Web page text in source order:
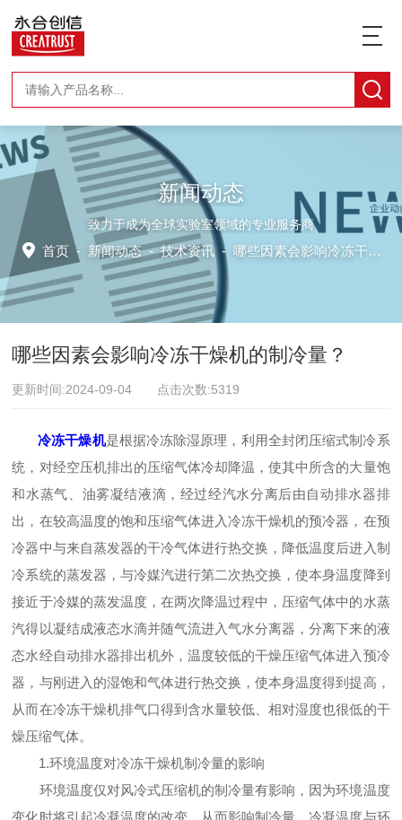
新闻动态
致力于成为全球实验室领域的专业服务商
首页 - 新闻动态-技术资讯 -哪些因素会影响冷冻干燥机的制冷量？
哪些因素会影响冷冻干燥机的制冷量？
更新时间:2024-09-04 点击次数:5319
冷冻干燥机是根据冷冻除湿原理，利用全封闭压缩式制冷系
统，对经空压机排出的压缩气体冷却降温，使其中所含的大量饱
和水蒸气、油雾凝结液滴，经过经汽水分离后由自动排水器排
出，在较高温度的饱和压缩气体进入冷冻干燥机的预冷器，在预
冷器中与来自蒸发器的干冷气体进行热交换，降低温度后进入制
冷系统的蒸发器，与冷媒汽进行第二次热交换，使本身温度降到
接近于冷媒的蒸发温度，在两次降温过程中，压缩气体中的水蒸
汽得以凝结成液态水滴并随气流进入气水分离器，分离下来的液
态水经自动排水器排出机外，温度较低的干燥压缩气体进入预冷
器，与刚进入的湿饱和气体进行热交换，使本身温度得到提高，
从而在冷冻干燥机排气口得到含水量较低、相对湿度也很低的干
燥压缩气体。
1.环境温度对冷冻干燥机制冷量的影响
环境温度仅对风冷式压缩机的制冷量有影响，因为环境温度
变化时将引起冷凝温度的改变，从而影响制冷量。冷凝温度与环